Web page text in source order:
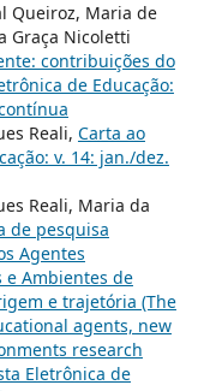
Queiroz, Maria de
Graça Nicoletti
contribuições do
de Educação:
Reali, Carta ao
v. 14: jan./dez.
Reali, Maria da
de pesquisa
Agentes
e Ambientes de
e trajetória (The
agents, new
research
Eletrônica de